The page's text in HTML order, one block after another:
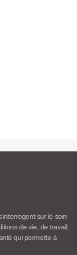
sur le soin
de vie, de travail,
qui permette à